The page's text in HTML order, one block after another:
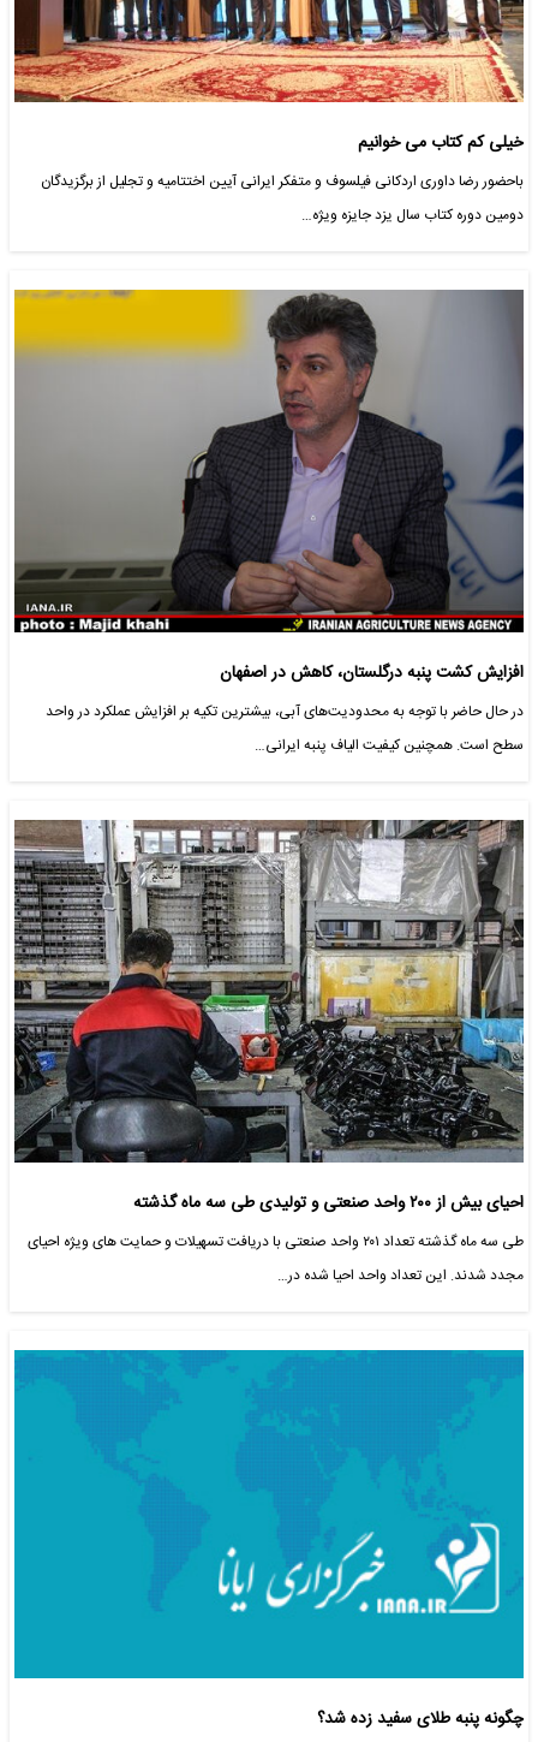
خیلی کم کتاب می ‌خوانیم
باحضور رضا داوری اردکانی فیلسوف و متفکر ایرانی آیین اختتامیه و تجلیل از برگزیدگان
دومین دوره کتاب سال یزد جایزه ویژه…
افزایش کشت پنبه درگلستان، کاهش در اصفهان
در حال حاضر با توجه به محدودیت‌های آبی، بیشترین تکیه بر افزایش عملکرد در واحد
سطح است. همچنین کیفیت الیاف پنبه ایرانی…
احیای بیش از ۲۰۰ واحد صنعتی و تولیدی طی سه ماه گذشته
طی سه ماه گذشته تعداد ۲۰۱ واحد صنعتی با دریافت تسهیلات و حمایت های ویژه احیای
مجدد شدند. این تعداد واحد احیا شده در…
چگونه پنبه طلای سفید زده شد؟